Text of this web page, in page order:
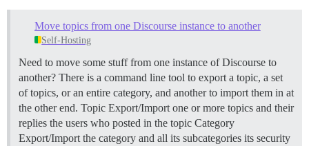
Move topics from one Discourse instance to another
Self-Hosting
Need to move some stuff from one instance of Discourse to
another? There is a command line tool to export a topic, a set
of topics, or an entire category, and another to import them in at
the other end. Topic Export/Import one or more topics and their
replies the users who posted in the topic Category
Export/Import the category and all its subcategories its security